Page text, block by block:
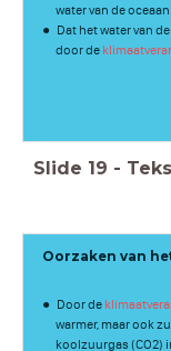
water van de
Dat het water van
door de
Slide 19 -
Oorzaken van
Door de
warmer, maar ook
koolzuurgas (CO2)